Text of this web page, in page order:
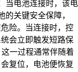
当电池连接时，该电
关键安全保障，
险。当连接时，控
会立即触发短路保
一过程通常伴随着
复位，电池便恢复